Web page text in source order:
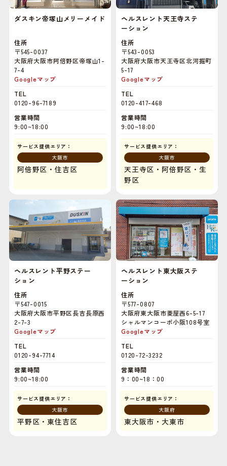
ダスキン帝塚山メリーメイド
住所
〒545-0037
大阪府大阪市阿倍野区帝塚山1-
7-4
Googleマップ
TEL
0120-96-7189
営業時間
9:00~18:00
サービス提供エリア：
大阪市
阿倍野区・住吉区
ヘルスレント天王寺ステ
ーション
住所
〒543-0053
大阪府大阪市天王寺区北河掘町
5-17
Googleマップ
TEL
0120-417-468
営業時間
9:00~18:00
サービス提供エリア：
大阪市
天王寺区・阿倍野区・生
野区
ヘルスレント平野ステー
ション
住所
〒547-0015
大阪府大阪市平野区長吉長原西
2-7-3
Googleマップ
TEL
0120-94-7714
営業時間
9:00~18:00
サービス提供エリア：
大阪市
平野区・東住吉区
ヘルスレント東大阪ステ
ーション
住所
〒577-0807
大阪府東大阪市菱屋西6-5-17
シャルマンコーポ小阪108号室
Googleマップ
TEL
0120-72-3232
営業時間
9：00~18：00
サービス提供エリア：
大阪府
東大阪市・大東市